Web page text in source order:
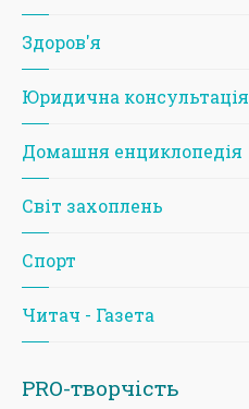
Здоров'я
Юридична консультація
Домашня енциклопедія
Світ захоплень
Спорт
Читач - Газета
PRO-творчість